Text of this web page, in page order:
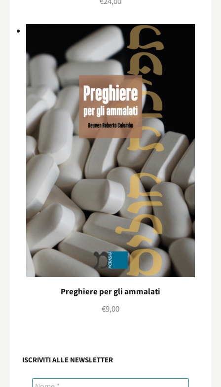
Preghiere per gli ammalati
€9,00
ISCRIVITI ALLE NEWSLETTER